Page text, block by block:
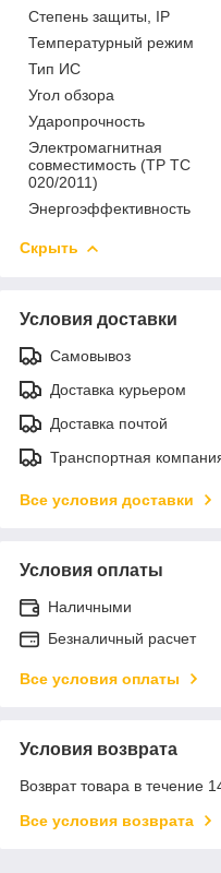
Степень защиты, IP
Температурный режим
Тип ИС
Угол обзора
Ударопрочность
Электромагнитная
совместимость (ТР ТС
020/2011)
Энергоэффективность
Скрыть
Условия доставки
Самовывоз
Доставка курьером
Доставка почтой
Транспортная
Все условия доставки
Условия оплаты
Наличными
Безналичный расчет
Все условия оплаты
Условия возврата
Возврат товара в течение
Все условия возврата